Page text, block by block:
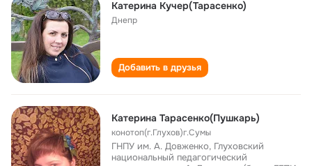
Катерина Кучер(Тарасенко)
Днепр
Добавить в друзья
Катерина Тарасенко(Пушкарь)
конотоп(г.Глухов)г.Сумы
ГНПУ им. А. Довженко, Глуховский
национальный педагогический